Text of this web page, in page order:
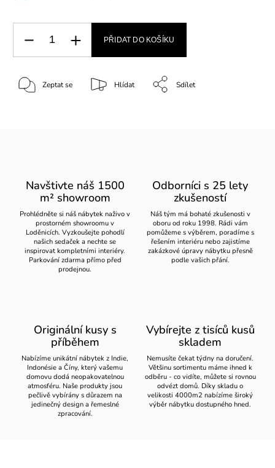
PŘIDAT DO KOŠÍKU
Zeptat se Hlídat Sdílet
Navštivte náš 1500
m² showroom
Prohlédněte si náš nábytek naživo v
prostorném showroomu v
Loděnicích. Vyzkoušejte pohodlí
našich sedaček a nechte se
inspirovat kompletními interiéry.
Parkování zdarma přímo před
prodejnou.
Odborníci s 25 lety
zkušeností
Náš tým má bohaté zkušenosti v
oboru od roku 1998. Rádi vám
pomůžeme s výběrem, poradíme s
řešením interiéru nebo zajistíme
zakázkové úpravy nábytku přesně
podle vašich přání.
Originální kusy s
příběhem
Nabízíme unikátní nábytek z Indie,
Indonésie a Číny, který vašemu
domovu dodá neopakovatelnou
atmosféru. Naše produkty jsou
pečlivě vybírány s důrazem na
jedinečný design a řemeslné
zpracování.
Vybírejte z tisíců kusů
skladem
Nemusíte čekat týdny na doručení.
Většinu sortimentu máme ihned k
odběru - co vidíte, můžete si rovnou
odvézt domů. Díky skladu o
velikosti 4000m2 nabízíme široký
výběr nábytku dostupného hned.